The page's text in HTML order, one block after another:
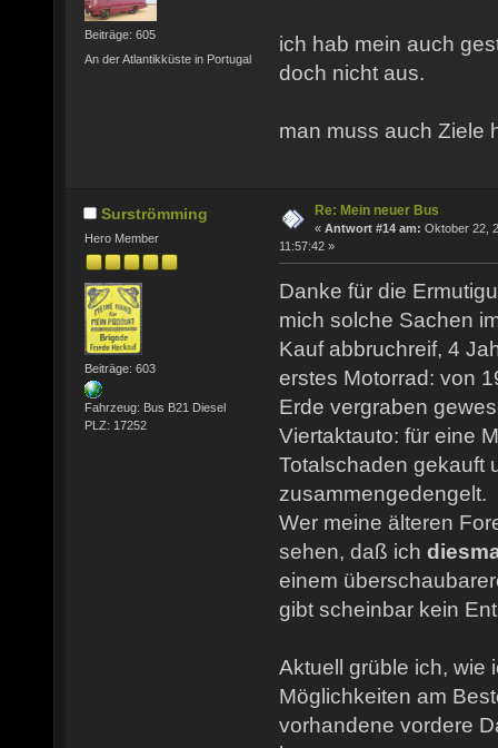
Beiträge: 605
An der Atlantikküste in Portugal
ich hab mein auch
doch nicht aus.
man muss auch Ziele
Surströmming
Hero Member
Beiträge: 603
Fahrzeug: Bus B21 Diesel
PLZ: 17252
Re: Mein neuer Bus
« Antwort #14 am: Oktober 22,
11:57:42 »
Danke für die
mich solche Sachen
Kauf abbruchreif, 4
erstes Motorrad: von
Erde vergraben
Viertaktauto: für eine
Totalschaden gekauft
zusammengedengelt.
Wer meine älteren
sehen, daß ich
einem
gibt scheinbar kein
Aktuell grüble ich, wie
Möglichkeiten am
vorhandene vordere